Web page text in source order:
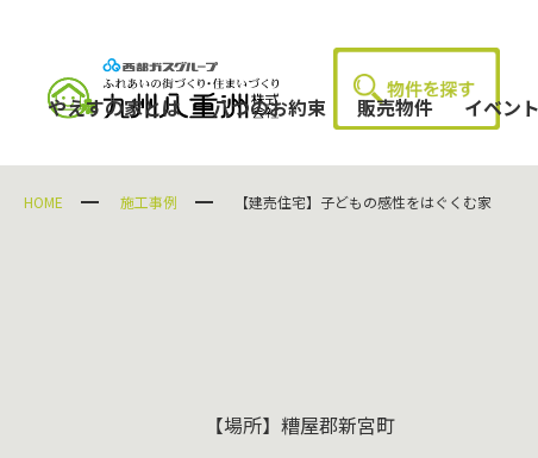
やえすの家とは 八つのお約束 販売物件 イベン
HOME 施工事例 【建売住宅】子どもの感性をはぐくむ家
【場所】糟屋郡新宮町